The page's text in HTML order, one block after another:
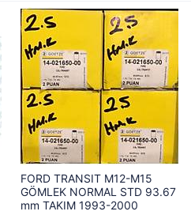
FORD TRANSIT M12-M15
GÖMLEK NORMAL STD 93.67
mm TAKIM 1993-2000